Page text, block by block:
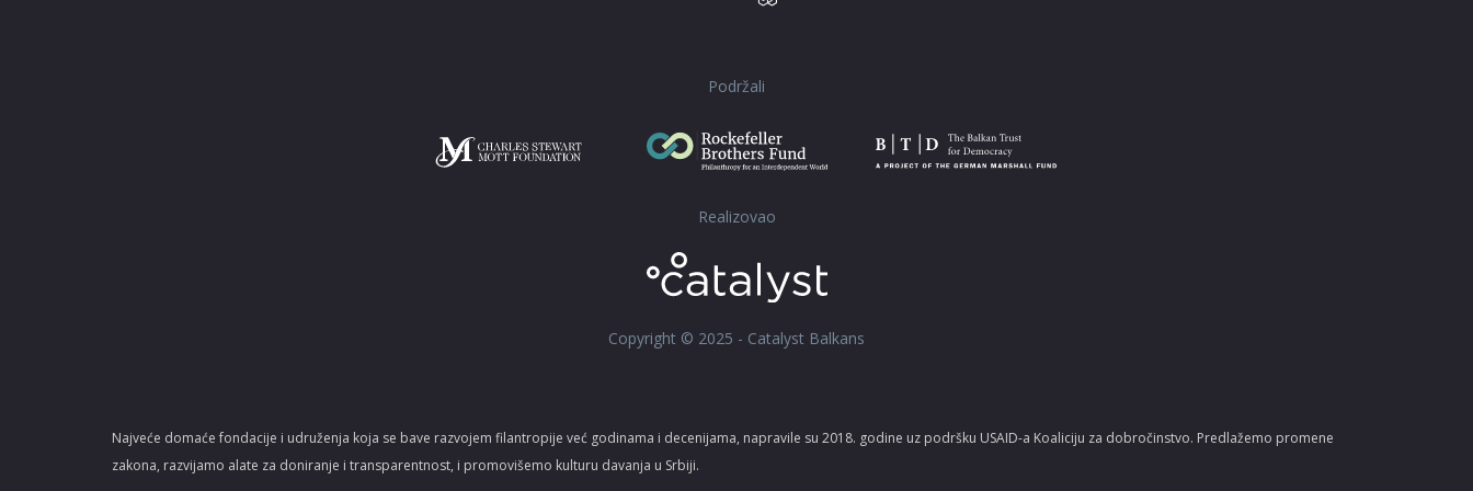
Podržali
Realizovao
Copyright © 2025 - Catalyst Balkans
Najveće domaće fondacije i udruženja koja se bave razvojem filantropije već godinama i decenijama, napravile su 2018. godine uz podršku USAID-a Koaliciju za dobročinstvo. Predlažemo promene
zakona, razvijamo alate za doniranje i transparentnost, i promovišemo kulturu davanja u Srbiji.